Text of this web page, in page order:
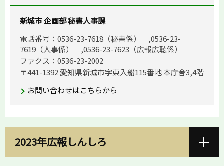
新城市 企画部 秘書人事課
電話番号：0536-23-7618（秘書係） ,0536-23-
7619（人事係） ,0536-23-7623（広報広聴係）
ファクス：0536-23-2002
〒441-1392 愛知県新城市字東入船115番地 本庁舎3,4階
お問い合わせはこちらから
2023年広報しんしろ